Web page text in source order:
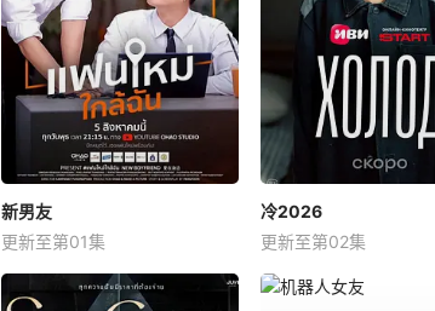
新男友
更新至第01集
冷2026
更新至第02集